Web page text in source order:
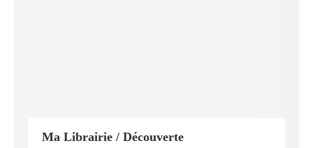
Ma Librairie / Découverte